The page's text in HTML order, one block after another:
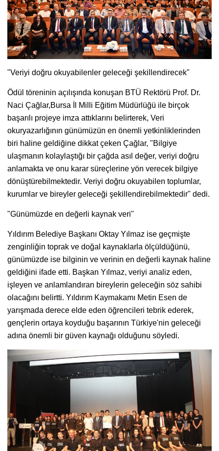
"Veriyi doğru okuyabilenler geleceği şekillendirecek"
Ödül töreninin açılışında konuşan BTÜ Rektörü Prof. Dr.
Naci Çağlar,Bursa İl Milli Eğitim Müdürlüğü ile birçok
başarılı projeye imza attıklarını belirterek, Veri
okuryazarlığının günümüzün en önemli yetkinliklerinden
biri haline geldiğine dikkat çeken Çağlar, "Bilgiye
ulaşmanın kolaylaştığı bir çağda asıl değer, veriyi doğru
anlamakta ve onu karar süreçlerine yön verecek bilgiye
dönüştürebilmektedir. Veriyi doğru okuyabilen toplumlar,
kurumlar ve bireyler geleceği şekillendirebilmektedir" dedi.
"Günümüzde en değerli kaynak veri"
Yıldırım Belediye Başkanı Oktay Yılmaz ise geçmişte
zenginliğin toprak ve doğal kaynaklarla ölçüldüğünü,
günümüzde ise bilginin ve verinin en değerli kaynak haline
geldiğini ifade etti. Başkan Yılmaz, veriyi analiz eden,
işleyen ve anlamlandıran bireylerin geleceğin söz sahibi
olacağını belirtti. Yıldırım Kaymakamı Metin Esen de
yarışmada derece elde eden öğrencileri tebrik ederek,
gençlerin ortaya koyduğu başarının Türkiye'nin geleceği
adına önemli bir güven kaynağı olduğunu söyledi.